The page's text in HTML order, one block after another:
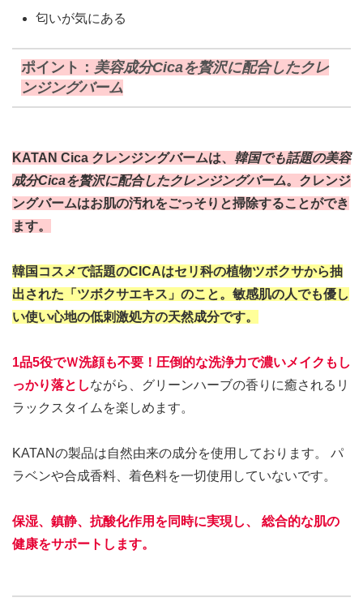
匂いが気にある
ポイント： 美容成分Cicaを贅沢に配合したクレ
ンジングバーム
KATAN Cica クレンジングバームは、 韓国でも話題の美容
成分Cicaを贅沢に配合したクレンジングバーム。クレンジ
ングバームはお肌の汚れをごっそりと掃除することができ
ます。
韓国コスメで話題のCICAはセリ科の植物ツボクサから抽
出された「ツボクサエキス」のこと。敏感肌の人でも優し
い使い心地の低刺激処方の天然成分です。
1品5役でＷ洗顔も不要！圧倒的な洗浄力で濃いメイクもし
っかり落としながら、グリーンハーブの香りに癒されるリ
ラックスタイムを楽しめます。
KATANの製品は自然由来の成分を使用しております。 パ
ラベンや合成香料、着色料を一切使用していないです。
保湿、鎮静、抗酸化作用を同時に実現し、 総合的な肌の
健康をサポートします。